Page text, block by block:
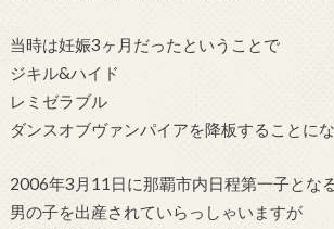
当時は妊娠3ヶ月だったということで
ジキル&ハイド
レミゼラブル
ダンスオブヴァンパイアを降板することに
2006年3月11日に那覇市内日程第一子とな
男の子を出産されていらっしゃいますが